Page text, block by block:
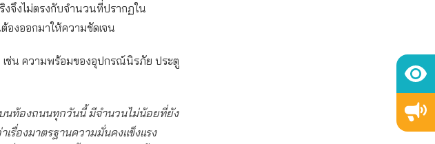
งจึงไม่ตรงกับจํานวนที่ปรากฏใน
องออกมาให้ความชัดเจน
เช่น ความพร้อมของอุปกรณ์นิรภัย ประตู
นท้องถนนทุกวันนี้ มีจํานวนไม่น้อยที่ยัง
รื่องมาตรฐานความมั่นคงแข็งแรง